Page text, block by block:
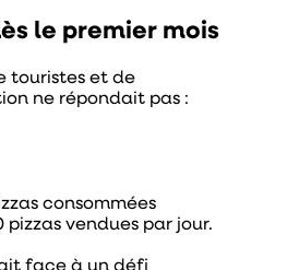
le premier mois
touristes et de
ne répondait pas :
consommées
vendues par jour.